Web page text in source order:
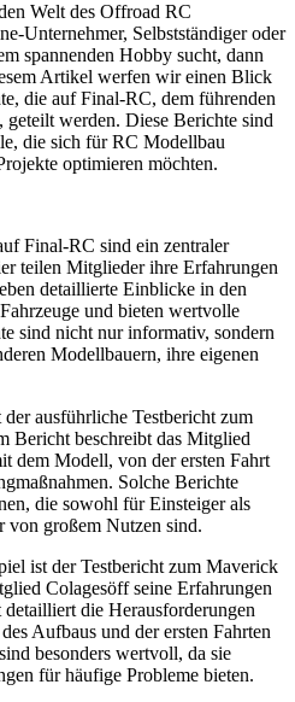
Welt des Offroad RC
Unternehmer, Selbstständiger oder
spannenden Hobby sucht, dann
Artikel werfen wir einen Blick
die auf Final-RC, dem führenden
werden. Diese Berichte sind
die sich für RC Modellbau
optimieren möchten.
Final-RC sind ein zentraler
teilen Mitglieder ihre Erfahrungen
detaillierte Einblicke in den
und bieten wertvolle
sind nicht nur informativ, sondern
Modellbauern, ihre eigenen
ausführliche Testbericht zum
Bericht beschreibt das Mitglied
dem Modell, von der ersten Fahrt
Solche Berichte
die sowohl für Einsteiger als
von großem Nutzen sind.
ist der Testbericht zum Maverick
Colagesöff seine Erfahrungen
die Herausforderungen
Aufbaus und der ersten Fahrten
besonders wertvoll, da sie
für häufige Probleme bieten.